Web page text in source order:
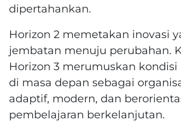
dipertahankan.
Horizon 2 memetakan inovasi
jembatan menuju perubahan.
Horizon 3 merumuskan kondisi
di masa depan sebagai
adaptif, modern, dan
pembelajaran berkelanjutan.